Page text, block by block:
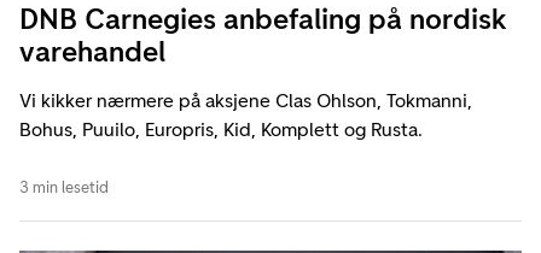
DNB Carnegies anbefaling på nordisk
varehandel
Vi kikker nærmere på aksjene Clas Ohlson, Tokmanni,
Bohus, Puuilo, Europris, Kid, Komplett og Rusta.
3 min lesetid